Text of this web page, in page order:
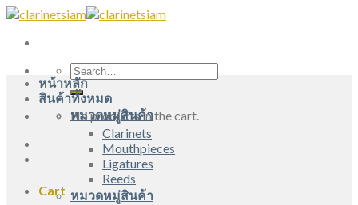
Skip
content
Search
for:
No products in the cart.
Cart
หน้าหลัก
สินค้าทั้งหมด
หมวดหมู่สินค้า
Clarinets
Mouthpieces
Ligatures
Reeds
หมวดหมู่สินค้า